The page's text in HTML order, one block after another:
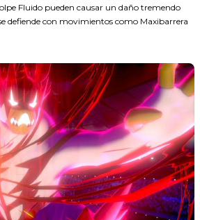
Fluido pueden causar un daño tremendo
defiende con movimientos como Maxibarrera